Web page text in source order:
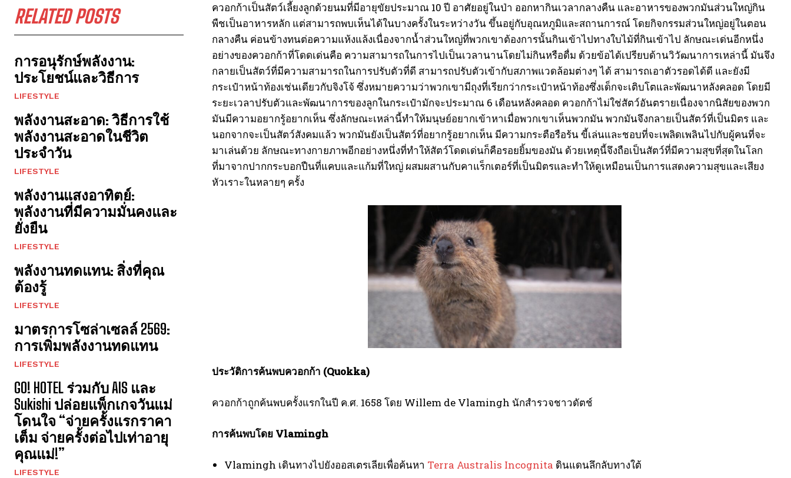
I WANT IN
RELATED POSTS
การอนุรักษ์พลังงาน:
ประโยชน์และวิธีการ
LIFESTYLE
พลังงานสะอาด: วิธีการใช้
พลังงานสะอาดในชีวิต
ประจำวัน
LIFESTYLE
พลังงานแสงอาทิตย์:
พลังงานที่มีความมั่นคงและ
ยั่งยืน
LIFESTYLE
พลังงานทดแทน: สิ่งที่คุณ
ต้องรู้
LIFESTYLE
มาตรการโซล่าเซลล์ 2569:
การเพิ่มพลังงานทดแทน
LIFESTYLE
GO! HOTEL ร่วมกับ AIS และ
Sukishi ปล่อยแพ็กเกจวันแม่
โดนใจ “จ่ายครั้งแรกราคา
เต็ม จ่ายครั้งต่อไปเท่าอายุ
คุณแม่!”
LIFESTYLE
ควอกก้าเป็นสัตว์เลี้ยงลูกด้วยนมที่มีอายุขัยประมาณ 10 ปี อาศัยอยู่ในป่า ออกหากินเวลากลางคืน และอาหารของพวกมันส่วนใหญ่กิน
พืชเป็นอาหารหลัก แต่สามารถพบเห็นได้ในบางครั้งในระหว่างวัน ขึ้นอยู่กับอุณหภูมิและสถานการณ์ โดยกิจกรรมส่วนใหญ่อยู่ในตอน
กลางคืน ค่อนข้างทนต่อความแห้งแล้งเนื่องจากน้ำส่วนใหญ่ที่พวกเขาต้องการนั้นกินเข้าไปทางใบไม้ที่กินเข้าไป ลักษณะเด่นอีกหนึ่ง
อย่างของควอกก้าที่โดดเด่นคือ ความสามารถในการไปเป็นเวลานานโดยไม่กินหรือดื่ม ด้วยข้อได้เปรียบด้านวิวัฒนาการเหล่านี้ มันจึง
กลายเป็นสัตว์ที่มีความสามารถในการปรับตัวที่ดี สามารถปรับตัวเข้ากับสภาพแวดล้อมต่างๆ ได้ สามารถเอาตัวรอดได้ดี และยังมี
กระเป๋าหน้าท้องเช่นเดียวกับจิงโจ้ ซึ่งหมายความว่าพวกเขามีถุงที่เรียกว่ากระเป๋าหน้าท้องซึ่งเด็กจะเติบโตและพัฒนาหลังคลอด โดยมี
ระยะเวลาปรับตัวและพัฒนาการของลูกในกระเป๋ามักจะประมาณ 6 เดือนหลังคลอด ควอกก้าไม่ใช่สัตว์อันตรายเนื่องจากนิสัยของพวก
มันมีความอยากรู้อยากเห็น ซึ่งลักษณะเหล่านี้ทำให้มนุษย์อยากเข้าหาเมื่อพวกเขาเห็นพวกมัน พวกมันจึงกลายเป็นสัตว์ที่เป็นมิตร และ
นอกจากจะเป็นสัตว์สังคมแล้ว พวกมันยังเป็นสัตว์ที่อยากรู้อยากเห็น มีความกระตือรือร้น ขี้เล่นและชอบที่จะเพลิดเพลินไปกับผู้คนที่จะ
มาเล่นด้วย ลักษณะทางกายภาพอีกอย่างหนึ่งที่ทำให้สัตว์โดดเด่นก็คือรอยยิ้มของมัน ด้วยเหตุนี้จึงถือเป็นสัตว์ที่มีความสุขที่สุดในโลก
ที่มาจากปากกระบอกปืนที่แคบและแก้มที่ใหญ่ ผสมผสานกับคาแร็กเตอร์ที่เป็นมิตรและทำให้ดูเหมือนเป็นการแสดงความสุขและเสียง
หัวเราะในหลายๆ ครั้ง
ประวัติการค้นพบควอกก้า (Quokka)
ควอกก้าถูกค้นพบครั้งแรกในปี ค.ศ. 1658 โดย Willem de Vlamingh นักสำรวจชาวดัตช์
การค้นพบโดย Vlamingh
Vlamingh เดินทางไปยังออสเตรเลียเพื่อค้นหา Terra Australis Incognita ดินแดนลึกลับทางใต้